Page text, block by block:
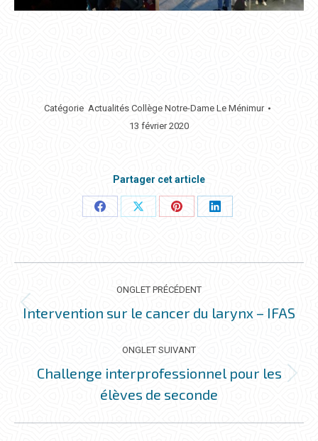
Catégorie Actualités Collège Notre-Dame Le Ménimur
13 février 2020
Partager cet article
PartagerPartagerPartagerPartager
NAVIGATION
DE
COMMENTAIRE
ONGLET PRÉCÉDENT
Onglet
Intervention sur le cancer du larynx – IFAS
ONGLET SUIVANT
Onglet
suivant
Challenge interprofessionnel pour les
élèves de seconde